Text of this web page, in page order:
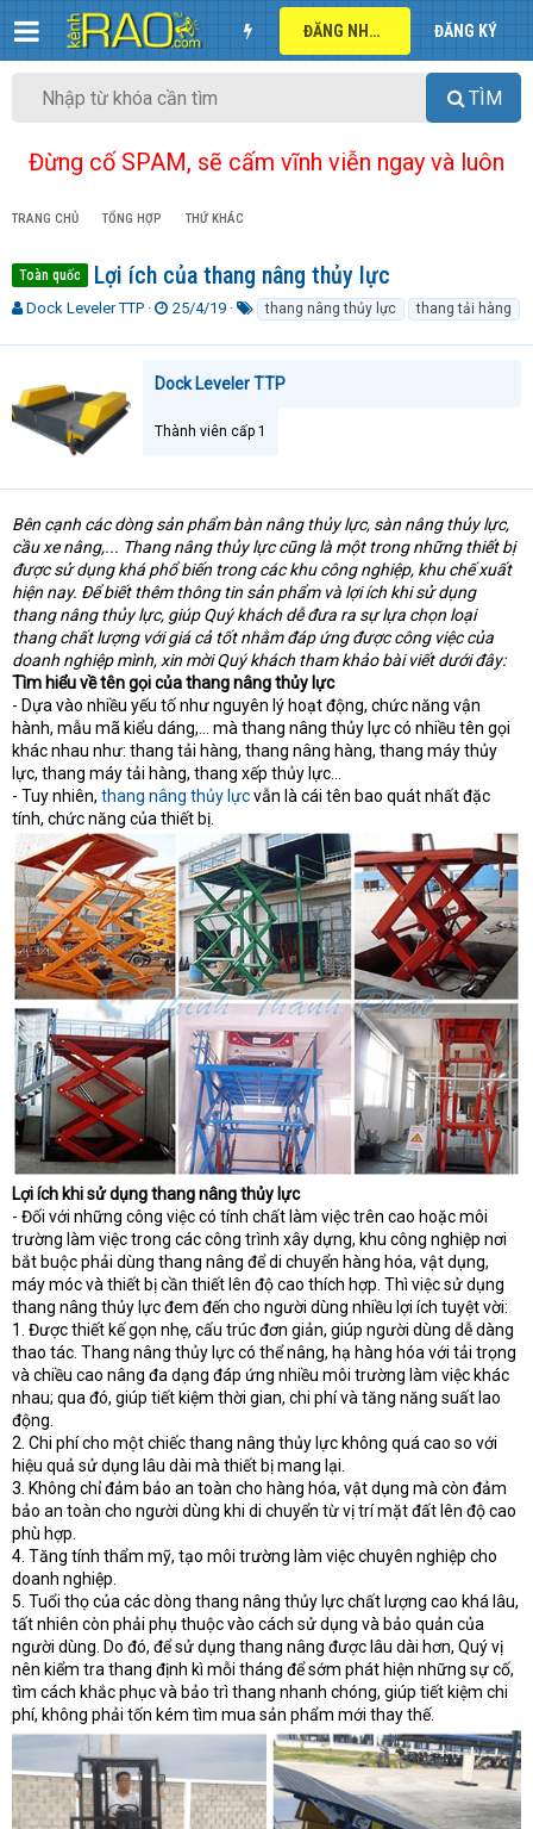
ĐĂNG NHẬP ĐĂNG KÝ
TÌM
Đừng cố SPAM, sẽ cấm vĩnh viễn ngay và luôn
TRANG CHỦ TỔNG HỢP THỨ KHÁC
Toàn quốc Lợi ích của thang nâng thủy lực
T
r
a
d
s
t
e
r
Dock Leveler TTP
N
à
g
i
25/4/19
k
h
ó
thang nâng thủy lực thang tải hàng
Dock Leveler TTP
Thành viên cấp 1
Bên cạnh các dòng sản phẩm bàn nâng thủy lực, sàn nâng thủy lực,
cầu xe nâng,... Thang nâng thủy lực cũng là một trong những thiết bị
được sử dụng khá phổ biến trong các khu công nghiệp, khu chế xuất
hiện nay. Để biết thêm thông tin sản phẩm và lợi ích khi sử dụng
thang nâng thủy lực, giúp Quý khách dễ đưa ra sự lựa chọn loại
thang chất lượng với giá cả tốt nhằm đáp ứng được công việc của
doanh nghiệp mình, xin mời Quý khách tham khảo bài viết dưới đây:
Tìm hiểu về tên gọi của thang nâng thủy lực
- Dựa vào nhiều yếu tố như nguyên lý hoạt động, chức năng vận
hành, mẫu mã kiểu dáng,... mà thang nâng thủy lực có nhiều tên gọi
khác nhau như: thang tải hàng, thang nâng hàng, thang máy thủy
lực, thang máy tải hàng, thang xếp thủy lực...
- Tuy nhiên, thang nâng thủy lựcvẫn là cái tên bao quát nhất đặc
tính, chức năng của thiết bị.
Lợi ích khi sử dụng thang nâng thủy lực
- Đối với những công việc có tính chất làm việc trên cao hoặc môi
trường làm việc trong các công trình xây dựng, khu công nghiệp nơi
bắt buộc phải dùng thang nâng để di chuyển hàng hóa, vật dụng,
máy móc và thiết bị cần thiết lên độ cao thích hợp. Thì việc sử dụng
thang nâng thủy lực đem đến cho người dùng nhiều lợi ích tuyệt vời:
1. Được thiết kế gọn nhẹ, cấu trúc đơn giản, giúp người dùng dễ dàng
thao tác. Thang nâng thủy lực có thể nâng, hạ hàng hóa với tải trọng
và chiều cao nâng đa dạng đáp ứng nhiều môi trường làm việc khác
nhau; qua đó, giúp tiết kiệm thời gian, chi phí và tăng năng suất lao
động.
2. Chi phí cho một chiếc thang nâng thủy lực không quá cao so với
hiệu quả sử dụng lâu dài mà thiết bị mang lại.
3. Không chỉ đảm bảo an toàn cho hàng hóa, vật dụng mà còn đảm
bảo an toàn cho người dùng khi di chuyển từ vị trí mặt đất lên độ cao
phù hợp.
4. Tăng tính thẩm mỹ, tạo môi trường làm việc chuyên nghiệp cho
doanh nghiệp.
5. Tuổi thọ của các dòng thang nâng thủy lực chất lượng cao khá lâu,
tất nhiên còn phải phụ thuộc vào cách sử dụng và bảo quản của
người dùng. Do đó, để sử dụng thang nâng được lâu dài hơn, Quý vị
nên kiểm tra thang định kì mỗi tháng để sớm phát hiện những sự cố,
tìm cách khắc phục và bảo trì thang nhanh chóng, giúp tiết kiệm chi
phí, không phải tốn kém tìm mua sản phẩm mới thay thế.